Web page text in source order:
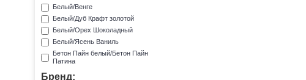
Белый/Венге
Белый/Дуб Крафт золотой
Белый/Орех Шоколадный
Белый/Ясень Ваниль
Бетон Пайн белый/Бетон Пайн
Патина
Бренд: